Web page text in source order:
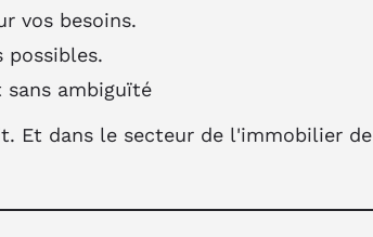
vos besoins.
possibles.
ambiguïté
Et dans le secteur de l'immobilier de